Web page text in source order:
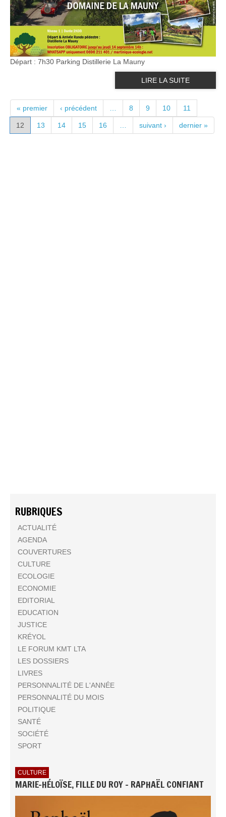
Départ : 7h30 Parking Distillerie La Mauny
LIRE LA SUITE
PAGES
« premier ‹ précédent 8 9 10 11
12 13 14 15 16 suivant › dernier »
RUBRIQUES
ACTUALITÉ
AGENDA
COUVERTURES
CULTURE
ECOLOGIE
ECONOMIE
EDITORIAL
EDUCATION
JUSTICE
KRÉYOL
LE FORUM KMT LTA
LES DOSSIERS
LIVRES
PERSONNALITÉ DE L'ANNÉE
PERSONNALITÉ DU MOIS
POLITIQUE
SANTÉ
SOCIÉTÉ
SPORT
CULTURE
MARIE-HÉLOÏSE, FILLE DU ROY - RAPHAËL CONFIANT